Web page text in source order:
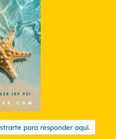
para responder aquí.